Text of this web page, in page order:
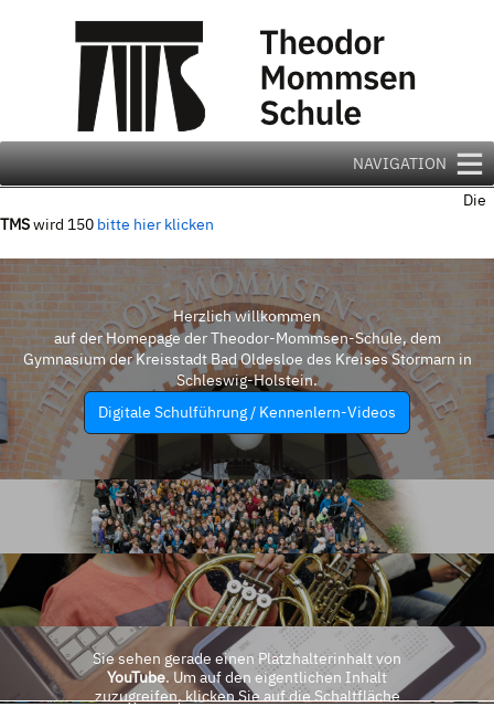
NAVIGATION
Die
TMSwird 150 bitte hier klicken
Herzlich willkommen
auf der Homepage der Theodor-Mommsen-Schule, dem
Gymnasium der Kreisstadt Bad Oldesloe des Kreises Stormarn in
Schleswig-Holstein.
Digitale Schulführung / Kennenlern-Videos
Sie sehen gerade einen Platzhalterinhalt von
YouTube. Um auf den eigentlichen Inhalt
zuzugreifen, klicken Sie auf die Schaltfläche